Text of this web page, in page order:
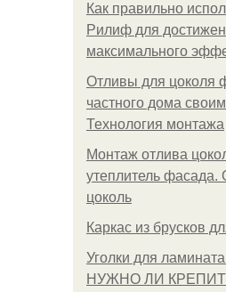
Как правильно
Рилиф для
максимального
Отливы для цоколя
частного дома
Технология монтажа
Монтаж отлива
утеплитель фасада.
цоколь
Каркас из брусков
Уголки для ламината
НУЖНО ЛИ